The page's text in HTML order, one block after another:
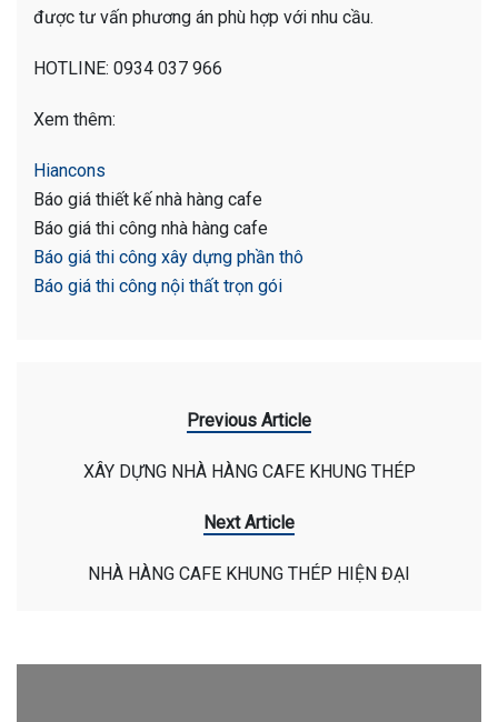
được tư vấn phương án phù hợp với nhu cầu.
HOTLINE: 0934 037 966
Xem thêm:
Hiancons
Báo giá thiết kế nhà hàng cafe
Báo giá thi công nhà hàng cafe
Báo giá thi công xây dựng phần thô
Báo giá thi công nội thất trọn gói
Previous Article
XÂY DỰNG NHÀ HÀNG CAFE KHUNG THÉP
Next Article
NHÀ HÀNG CAFE KHUNG THÉP HIỆN ĐẠI